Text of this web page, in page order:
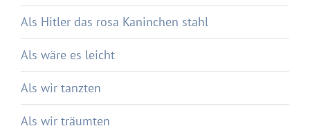
Als Hitler das rosa Kaninchen stahl
Als wäre es leicht
Als wir tanzten
Als wir träumten